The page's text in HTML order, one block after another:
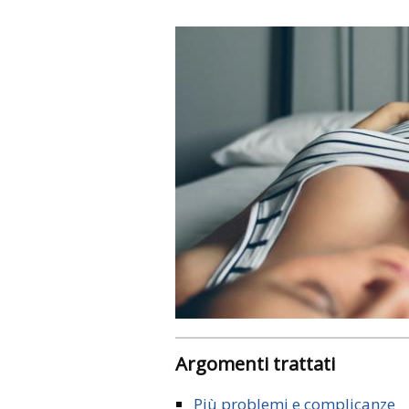
Argomenti trattati
Più problemi e complicanze